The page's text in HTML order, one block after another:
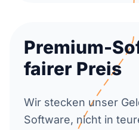
Premium-
fairer Preis
Wir stecken unser
Software, nicht in